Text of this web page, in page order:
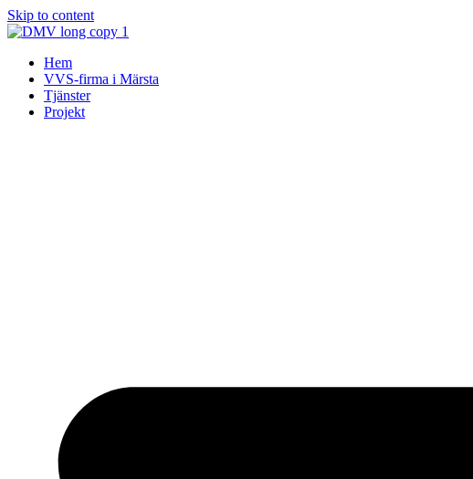
Skip to content
Hem
VVS-firma i Märsta
Tjänster
Projekt